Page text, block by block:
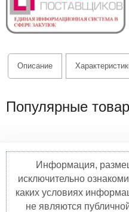
Описание
Популярные
Информация,
исключительно
каких условиях
не являются